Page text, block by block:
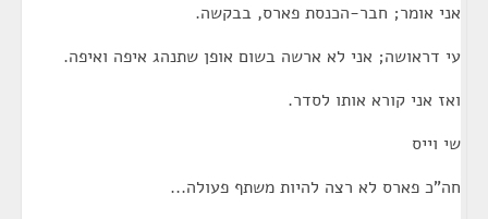
אני אומר; חבר-הכנסת פארס, בבקשה.
עי דראושה; אני לא ארשה בשום אופן שתנהג איפה ואיפה.
ואז אני קורא אותו לסדר.
שי וייס
חה"כ פארס לא רצה להיות משתף פעולה...